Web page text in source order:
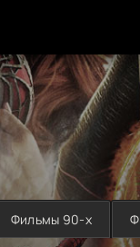
Фильмы 90-х